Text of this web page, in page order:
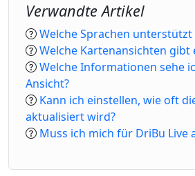
Verwandte Artikel
Welche Sprachen unterstützt
Welche Kartenansichten gibt
Welche Informationen sehe
Ansicht?
Kann ich einstellen, wie oft
aktualisiert wird?
Muss ich mich für DriBu Live